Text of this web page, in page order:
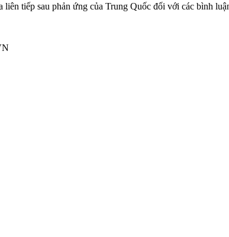
tiếp sau phản ứng của Trung Quốc đối với các bình